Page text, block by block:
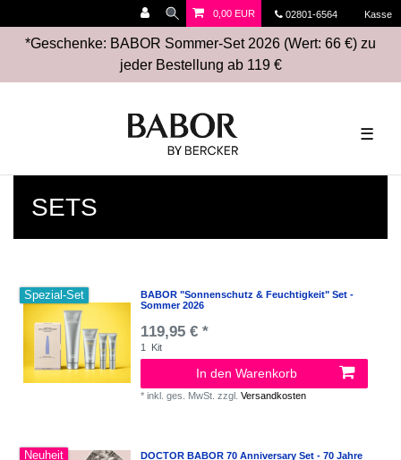
02801-6564 Kasse
0,00 EUR
*Geschenke: BABOR Sommer-Set 2026 (Wert: 66 €) zu
jeder Bestellung ab 119 €
☰
SETS
Spezial-Set
BABOR "Sonnenschutz & Feuchtigkeit" Set -
Sommer 2026
119,95 € *
1 Kit
In den Warenkorb
*inkl. ges. MwSt. zzgl.Versandkosten
Neuheit
DOCTOR BABOR 70 Anniversary Set - 70 Jahre